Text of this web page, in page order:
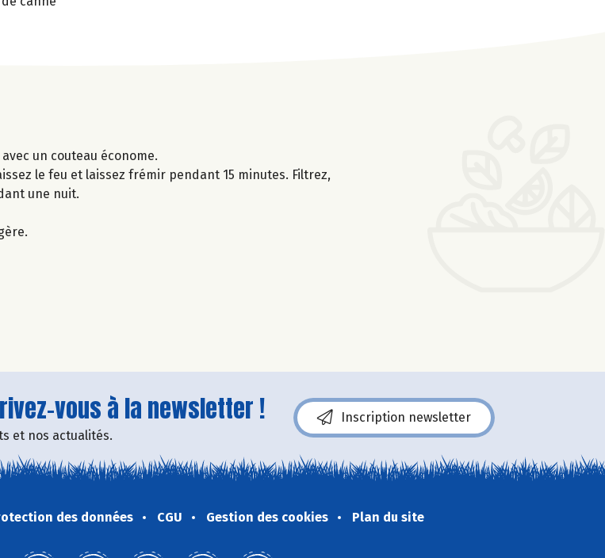
un couteau économe.
le feu et laissez frémir pendant 15 minutes. Filtrez,
une nuit.
vous à la newsletter !
et nos actualités.
Inscription newsletter
des données CGU Gestion des cookies Plan du site